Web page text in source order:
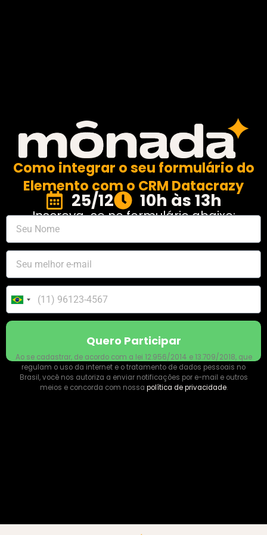
Como integrar o seu formulário do
Elemento com o CRM Datacrazy
25/12 10h às 13h
Inscreva-se no formulário abaixo:
Brazil
+55
Quero Participar
Ao se cadastrar, de acordo com a lei 12.956/2014 e 13.709/2018, que
regulam o uso da internet e o tratamento de dados pessoais no
Brasil, você nos autoriza a enviar notificações por e-mail e outros
meios e concorda com nossa política de privacidade.